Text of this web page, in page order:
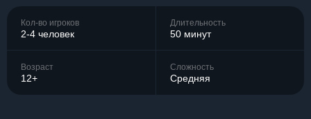
Кол-во игроков
2-4 человек
Длительность
50 минут
Возраст
12+
Сложность
Средняя